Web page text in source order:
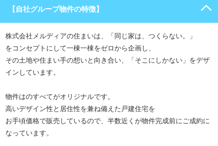
【自社グループ物件の特徴】
株式会社メルディアの住まいは、「同じ家は、つくらない。」
をコンセプトにして一棟一棟をゼロから企画し、
その土地や住まい手の想いと向き合い、「そこにしかない」をデザ
インしています。
物件はのすべてがオリジナルです。
高いデザイン性と居住性を兼ね備えた戸建住宅を
お手頃価格で販売しているので、半数近くが物件完成前にご成約に
なっています。